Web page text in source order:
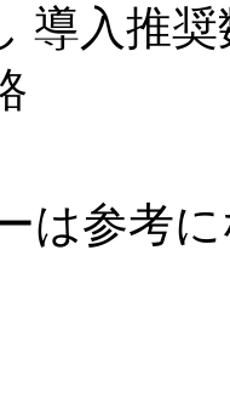
導入推
は参考